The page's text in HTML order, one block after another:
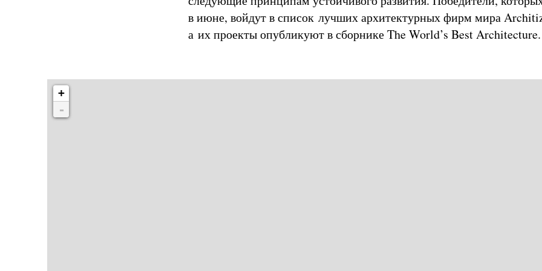
в июне, войдут в список лучших архитектурных фирм мира
а их проекты опубликуют в сборнике The World’s Best Architecture.
+
-